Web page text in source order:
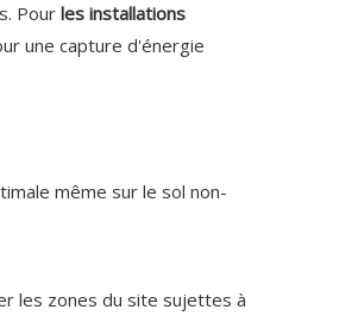
Pour les installations
une capture d'énergie
même sur le sol non-
les zones du site sujettes à